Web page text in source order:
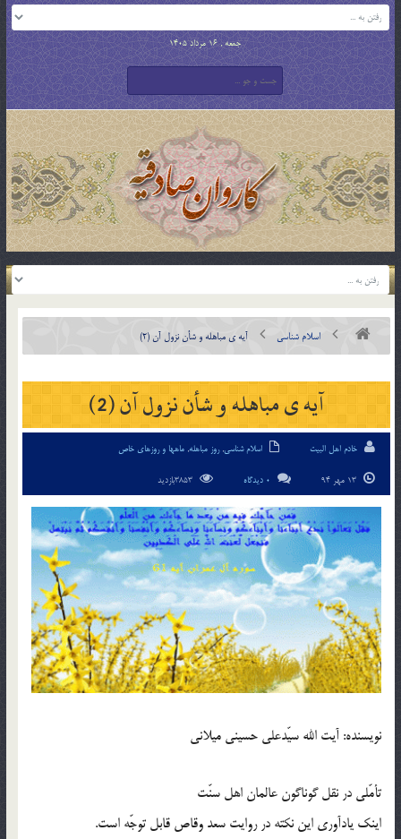
جمعه , 16 مرداد 1405
اسلام شناسی آیه ی مباهله و شأن نزول آن (2)
آیه ی مباهله و شأن نزول آن (2)
خادم اهل البیت اسلام شناسی,روز مباهله, ماهها و روزهای خاص
0 دیدگاه
نویسنده: آیت الله سیّدعلی حسینی میلانی
تأمّلى در نقل گوناگون عالمان اهل سنّت
اینک یادآورى این نکته در روایت سعد وقاص قابل توجّه است.